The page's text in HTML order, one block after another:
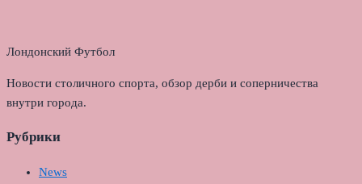
Лондонский Футбол
Новости столичного спорта, обзор дерби и соперничества
внутри города.
Рубрики
News